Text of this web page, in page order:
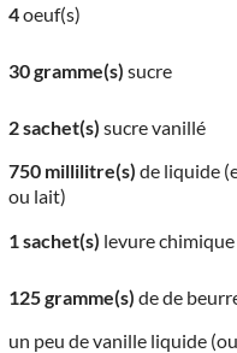
4oeuf(s)
30 gramme(s) sucre
2 sachet(s) sucre vanillé
750 millilitre(s) de liquide
ou lait)
1 sachet(s) levure chimique
125 gramme(s) de de
un peu de vanille liquide